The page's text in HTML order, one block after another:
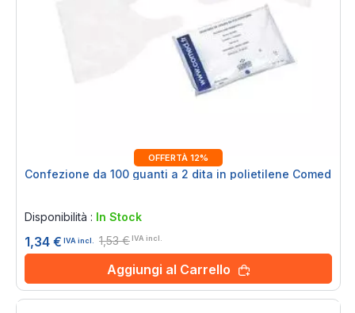
OFFERTÀ 12%
Confezione da 100 guanti a 2 dita in polietilene Comed
Disponibilità : In Stock
1,34 € IVA incl. 1,53 € IVA incl.
Aggiungi al Carrello